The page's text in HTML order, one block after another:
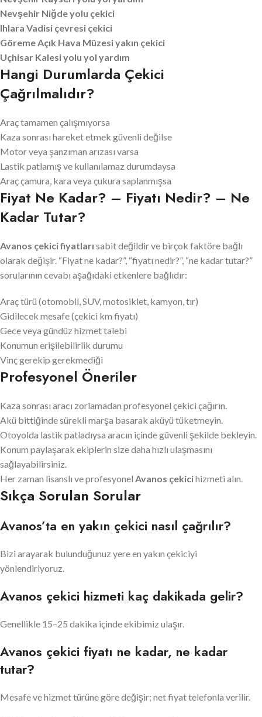
Nevşehir Niğde yolu çekici
Ihlara Vadisi çevresi çekici
Göreme Açık Hava Müzesi yakın çekici
Uçhisar Kalesi yolu yol yardım
Hangi Durumlarda Çekici
Çağrılmalıdır?
Araç tamamen çalışmıyorsa
Kaza sonrası hareket etmek güvenli değilse
Motor veya şanzıman arızası varsa
Lastik patlamış ve kullanılamaz durumdaysa
Araç çamura, kara veya çukura saplanmışsa
Fiyat Ne Kadar? – Fiyatı Nedir? – Ne
Kadar Tutar?
Avanos çekici fiyatları sabit değildir ve birçok faktöre bağlı
olarak değişir. “Fiyat ne kadar?”, “fiyatı nedir?”, “ne kadar tutar?”
sorularının cevabı aşağıdaki etkenlere bağlıdır:
Araç türü (otomobil, SUV, motosiklet, kamyon, tır)
Gidilecek mesafe (çekici km fiyatı)
Gece veya gündüz hizmet talebi
Konumun erişilebilirlik durumu
Vinç gerekip gerekmediği
Profesyonel Öneriler
Kaza sonrası aracı zorlamadan profesyonel çekici çağırın.
Akü bittiğinde sürekli marşa basarak aküyü tüketmeyin.
Otoyolda lastik patladıysa aracın içinde güvenli şekilde bekleyin.
Konum paylaşarak ekiplerin size daha hızlı ulaşmasını
sağlayabilirsiniz.
Her zaman lisanslı ve profesyonel Avanos çekicihizmeti alın.
Sıkça Sorulan Sorular
Avanos’ta en yakın çekici nasıl çağrılır?
Bizi arayarak bulunduğunuz yere en yakın çekiciyi
yönlendiriyoruz.
Avanos çekici hizmeti kaç dakikada gelir?
Genellikle 15–25 dakika içinde ekibimiz ulaşır.
Avanos çekici fiyatı ne kadar, ne kadar
tutar?
Mesafe ve hizmet türüne göre değişir; net fiyat telefonla verilir.